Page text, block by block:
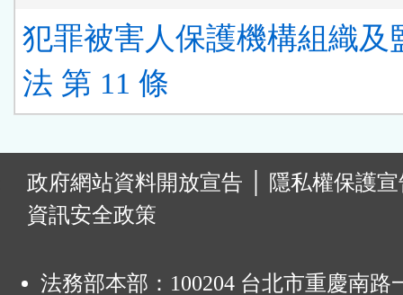
犯罪被害人保護機構組織及
法 第 11 條
政府網站資料開放宣告
隱私權保護
資訊安全政策
法務部本部：100204 台北市重慶南路